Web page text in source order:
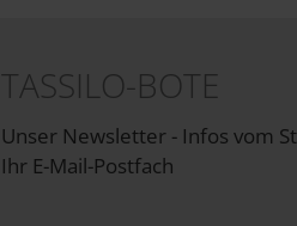
TASSILO-BOTE
Unser Newsletter - Infos vom
Ihr E-Mail-Postfach